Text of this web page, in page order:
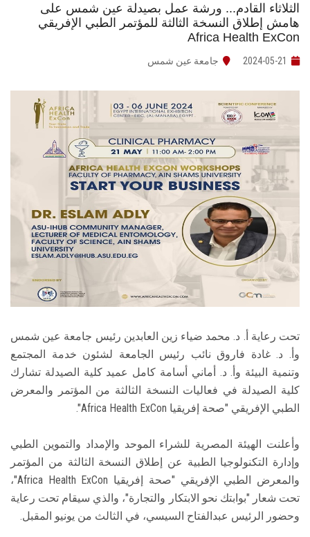
الطلاب
هيئة التدريس
الدراسات العليا
الخريجين
الموظفون
الزائـرون
سجل الان
الثلاثاء القادم... ورشة عمل بصيدلة عين شمس على
هامش إطلاق النسخة الثالثة للمؤتمر الطبي الإفريقي
Africa Health ExCon
2024-05-21 جامعة عين شمس
تحت رعاية أ. د. محمد ضياء زين العابدين رئيس جامعة عين شمس
وأ. د. غادة فاروق نائب رئيس الجامعة لشئون خدمة المجتمع
وتنمية البيئة وأ. د. أماني أسامة كامل عميد كلية الصيدلة تشارك
كلية الصيدلة في فعاليات النسخة الثالثة من المؤتمر والمعرض
الطبي الإفريقي "صحة إفريقيا Africa Health ExCon".
وأعلنت الهيئة المصرية للشراء الموحد والإمداد والتموين الطبي
وإدارة التكنولوجيا الطبية عن إطلاق النسخة الثالثة من المؤتمر
والمعرض الطبي الإفريقي "صحة إفريقيا Africa Health ExCon"،
تحت شعار "بوابتك نحو الابتكار والتجارة"، والذي سيقام تحت رعاية
وحضور الرئيس عبدالفتاح السيسي، في الثالث من يونيو المقبل.